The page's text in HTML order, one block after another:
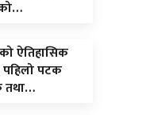
ऐतिहासिक
पटक
तथा…